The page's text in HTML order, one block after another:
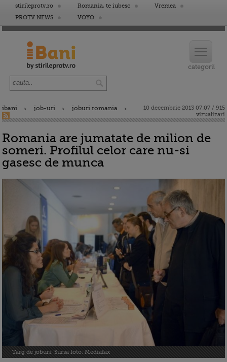
stirileprotv.ro Romania, te iubesc
Vremea
PROTV NEWS
VOYO
ibani job-uri joburi romania
10 decembrie 2013 07:07 / 915
vizualizari
Romania are jumatate de milion de
someri. Profilul celor care nu-si
gasesc de munca
Targ de joburi. Sursa foto: Mediafax